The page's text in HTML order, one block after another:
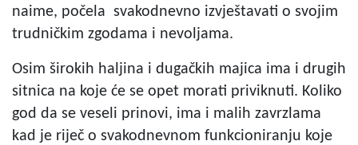
naime, počela svakodnevno izvještavati o svojim
trudničkim zgodama i nevoljama.
Osim širokih haljina i dugačkih majica ima i drugih
sitnica na koje će se opet morati priviknuti. Koliko
god da se veseli prinovi, ima i malih zavrzlama
kad je riječ o svakodnevnom funkcioniranju koje